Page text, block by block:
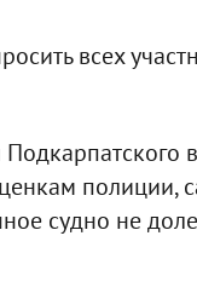
всех
полиции,
судно не